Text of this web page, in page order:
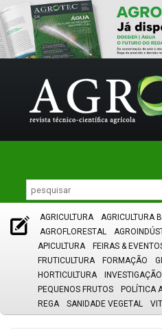
AGRICULTURA AGRICULTURA
AGROFLORESTAL
APICULTURA
FEIRAS &
FRUTICULTURA
FORMAÇÃO
HORTICULTURA
INVESTIGAÇÃO
PEQUENOS FRUTOS
POLÍTICA
REGA
SANIDADE VEGETAL